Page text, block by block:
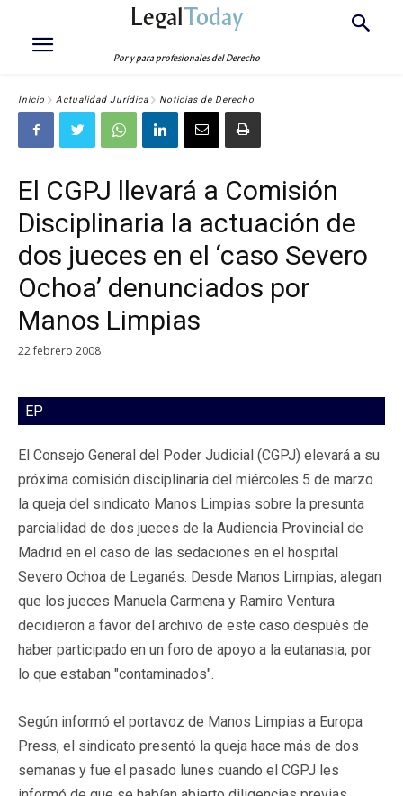
LegalToday
Por y para profesionales del Derecho
Inicio Actualidad Jurídica Noticias de Derecho
El CGPJ llevará a Comisión
Disciplinaria la actuación de
dos jueces en el ‘caso Severo
Ochoa’ denunciados por
Manos Limpias
22 febrero 2008
EP
El Consejo General del Poder Judicial (CGPJ) elevará a su
próxima comisión disciplinaria del miércoles 5 de marzo
la queja del sindicato Manos Limpias sobre la presunta
parcialidad de dos jueces de la Audiencia Provincial de
Madrid en el caso de las sedaciones en el hospital
Severo Ochoa de Leganés. Desde Manos Limpias, alegan
que los jueces Manuela Carmena y Ramiro Ventura
decidieron a favor del archivo de este caso después de
haber participado en un foro de apoyo a la eutanasia, por
lo que estaban "contaminados".
Según informó el portavoz de Manos Limpias a Europa
Press, el sindicato presentó la queja hace más de dos
semanas y fue el pasado lunes cuando el CGPJ les